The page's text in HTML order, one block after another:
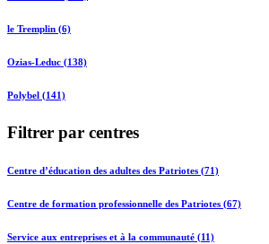
le Tremplin (6)
Ozias-Leduc (138)
Polybel (141)
Filtrer par centres
Centre d’éducation des adultes des Patriotes (71)
Centre de formation professionnelle des Patriotes (67)
Service aux entreprises et à la communauté (11)